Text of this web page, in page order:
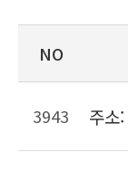
NO
3943